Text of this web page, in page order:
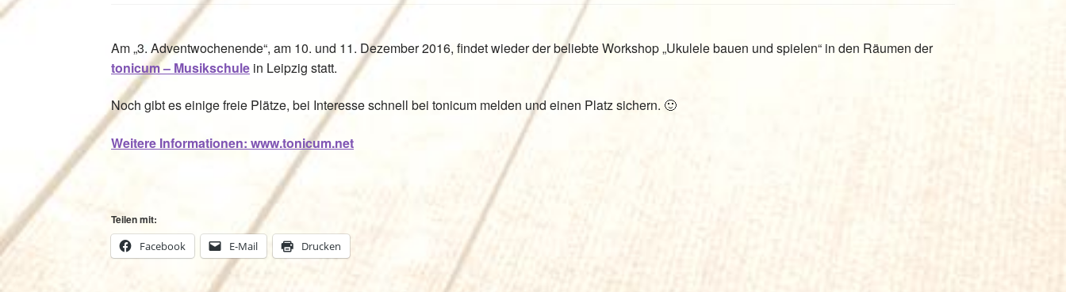
Am „3. Adventwochenende“, am 10. und 11. Dezember 2016, findet wieder der beliebte Workshop „Ukulele bauen und spielen“ in den Räumen der
tonicum – Musikschule in Leipzig statt.
Noch gibt es einige freie Plätze, bei Interesse schnell bei tonicum melden und einen Platz sichern. 🙂
Weitere Informationen: www.tonicum.net
Teilen mit:
Facebook
E-Mail Drucken